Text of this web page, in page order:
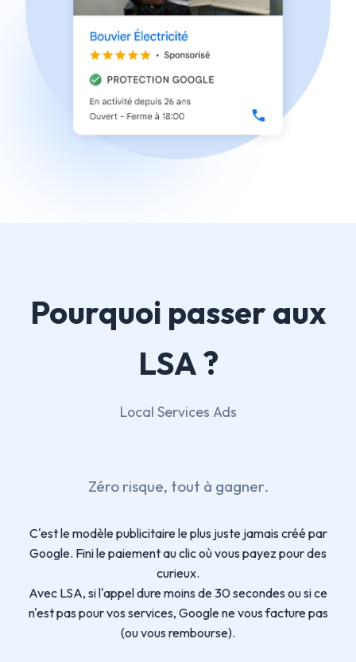
Pourquoi passer aux
LSA ?
Local Services Ads
Zéro risque, tout à gagner.
C'est le modèle publicitaire le plus juste jamais créé par
Google. Fini le paiement au clic où vous payez pour des
curieux.
Avec LSA, si l'appel dure moins de 30 secondes ou si ce
n'est pas pour vos services, Google ne vous facture pas
(ou vous rembourse).